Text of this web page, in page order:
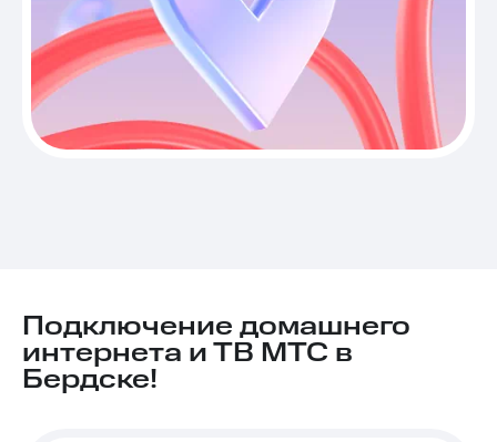
Подключение домашнего
интернета и ТВ МТС в
Бердске!